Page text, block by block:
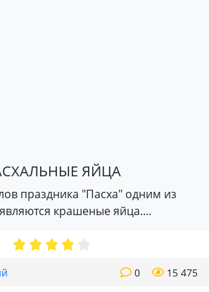
ЯЙЦА
праздника "Пасха" одним из
крашеные яйца....
15 475
0